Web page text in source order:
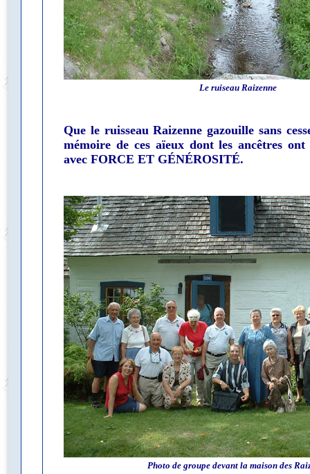
Le ruiseau Raizenne
Que le ruisseau Raizenne gazouille sans
mémoire de ces aïeux dont les ancêtres ont
avec FORCE ET GÉNÉROSITÉ.
Photo de groupe devant la maison des